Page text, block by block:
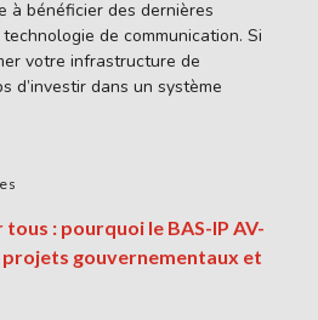
à bénéficier des dernières
de communication. Si
votre infrastructure de
d’investir dans un système
: pourquoi le BAS-IP AV-
projets gouvernementaux et